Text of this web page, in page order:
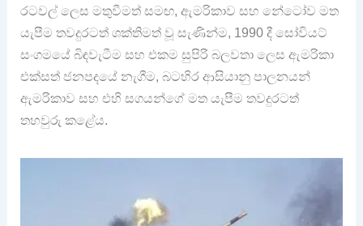
රටවල් ලෙස මතුවීමත් සමඟ, ඇමරිකාව සහ නේටෝව මත
යැපීම තවදුරටත් ශක්තිමත් වූ සැණින්ම, 1990 දී සෝවියට්
සංගමයේ බිඳවැටීම සහ එකම සුපිරි බලවතා ලෙස ඇමරිකා
එක්සත් ජනපදයේ නැගීම, බටහිර ආසියානු පාලනයන්
ඇමරිකාව සහ එහි සගයන්ගේ මත යැපීම තවදුරටත්
තහවුරු කළේය.